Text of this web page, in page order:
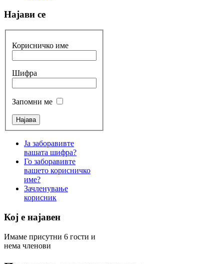
Најави се
Корисничко име
Шифра
Запомни ме
Ја заборавивте
вашата шифра?
Го заборавивте
вашето корисничко
име?
Зачленување
корисник
Кој е најавен
Имаме присутни 6 гости и
нема членови